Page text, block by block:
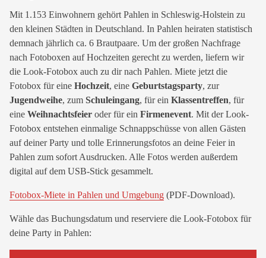
Mit 1.153 Einwohnern gehört Pahlen in Schleswig-Holstein zu
den kleinen Städten in Deutschland. In Pahlen heiraten statistisch
demnach jährlich ca. 6 Brautpaare. Um der großen Nachfrage
nach Fotoboxen auf Hochzeiten gerecht zu werden, liefern wir
die Look-Fotobox auch zu dir nach Pahlen. Miete jetzt die
Fotobox für eine Hochzeit, eine Geburtstagsparty, zur
Jugendweihe, zum Schuleingang, für ein Klassentreffen, für
eine Weihnachtsfeier oder für ein Firmenevent. Mit der Look-
Fotobox entstehen einmalige Schnappschüsse von allen Gästen
auf deiner Party und tolle Erinnerungsfotos an deine Feier in
Pahlen zum sofort Ausdrucken. Alle Fotos werden außerdem
digital auf dem USB-Stick gesammelt.
Fotobox-Miete in Pahlen und Umgebung (PDF-Download).
Wähle das Buchungsdatum und reserviere die Look-Fotobox für
deine Party in Pahlen: